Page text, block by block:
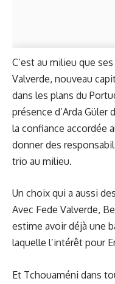
C’est au milieu que
Valverde, nouveau
dans les plans du
présence d’Arda
la confiance accordée
donner des
trio au milieu.
Un choix qui a aussi
Avec Fede Valverde,
estime avoir déjà une
laquelle l’intérêt pour
Et Tchouaméni dans